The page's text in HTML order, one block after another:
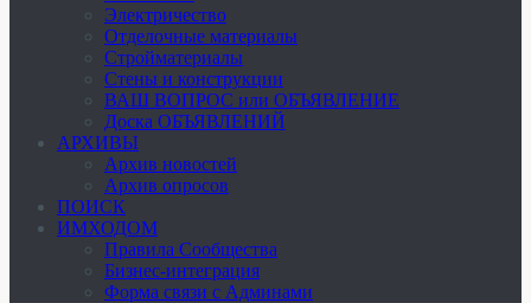
Электричество
Отделочные материалы
Стройматериалы
Стены и конструкции
ВАШ ВОПРОС или ОБЪЯВЛЕНИЕ
Доска ОБЪЯВЛЕНИЙ
АРХИВЫ
Архив новостей
Архив опросов
ПОИСК
ИМХОДОМ
Правила Сообщества
Бизнес-интеграция
Форма связи с Админами